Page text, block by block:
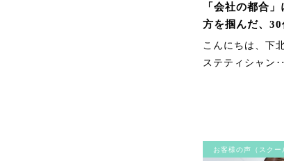
「会社の都合
方を掴んだ、
こんにちは、下
ステティシャン‥
お客様の声（スクー